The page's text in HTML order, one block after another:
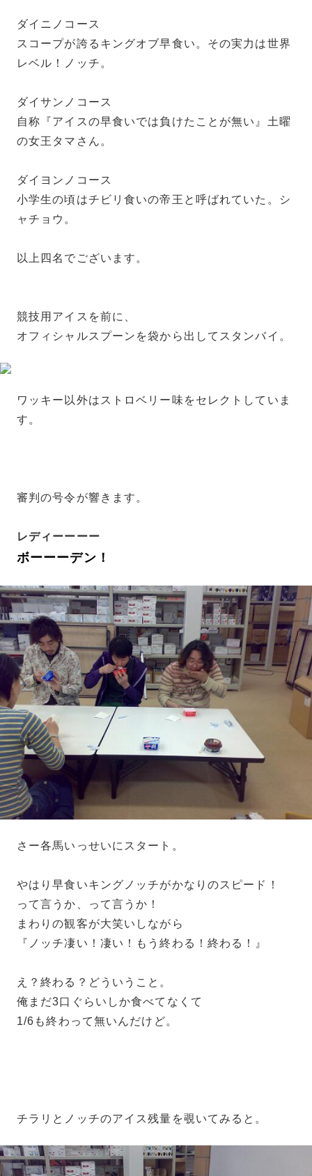
ダイニノコース
スコープが誇るキングオブ早食い。その実力は世界
レベル！ノッチ。
ダイサンノコース
自称『アイスの早食いでは負けたことが無い』土曜
の女王タマさん。
ダイヨンノコース
小学生の頃はチビリ食いの帝王と呼ばれていた。シ
ャチョウ。
以上四名でございます。
競技用アイスを前に、
オフィシャルスプーンを袋から出してスタンバイ。
ワッキー以外はストロベリー味をセレクトしていま
す。
審判の号令が響きます。
レディーーーー
ボーーーデン！
さー各馬いっせいにスタート。
やはり早食いキングノッチがかなりのスピード！
って言うか、って言うか！
まわりの観客が大笑いしながら
『ノッチ凄い！凄い！もう終わる！終わる！』
え？終わる？どういうこと。
俺まだ3口ぐらいしか食べてなくて
1/6も終わって無いんだけど。
チラリとノッチのアイス残量を覗いてみると。